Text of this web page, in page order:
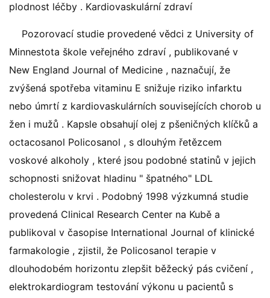
plodnost léčby . Kardiovaskulární zdraví
Pozorovací studie provedené vědci z University of
Minnestota škole veřejného zdraví , publikované v
New England Journal of Medicine , naznačují, že
zvýšená spotřeba vitaminu E snižuje riziko infarktu
nebo úmrtí z kardiovaskulárních souvisejících chorob u
žen i mužů . Kapsle obsahují olej z pšeničných klíčků a
octacosanol Policosanol , s dlouhým řetězcem
voskové alkoholy , které jsou podobné statinů v jejich
schopnosti snižovat hladinu " špatného" LDL
cholesterolu v krvi . Podobný 1998 výzkumná studie
provedená Clinical Research Center na Kubě a
publikoval v časopise International Journal of klinické
farmakologie , zjistil, že Policosanol terapie v
dlouhodobém horizontu zlepšit běžecký pás cvičení ,
elektrokardiogram testování výkonu u pacientů s